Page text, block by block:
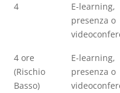
4
E-learning,
presenza o
4 ore
(Rischio
Basso)
E-learning,
presenza o